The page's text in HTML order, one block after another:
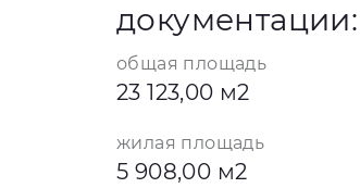
документации:
общая площадь
23 123,00 м2
жилая площадь
5 908,00 м2